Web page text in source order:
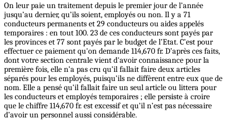
On leur paie un traitement depuis le premier jour de l’année
jusqu’au dernier, qu’ils soient, employés ou non. Il y a 71
conducteurs permanents et 29 conducteurs ou aides appelés
temporaires : en tout 100. 23 de ces conducteurs sont payés par
les provinces et 77 sont payés par le budget de l’Etat. C’est pour
effectuer ce paiement qu'on demande 114,670 fr. D’après ces faits,
dont votre section centrale vient d'avoir connaissance pour la
première fois, elle n’a pas cru qu’il fallait faire deux articles
séparés pour les employés, puisqu’ils ne diffèrent entre eux que de
nom. Elle a pensé qu’il fallait faire un seul article ou littera pour
les conducteurs et employés temporaires ; elle persiste à croire
que le chiffre 114,670 fr. est excessif et qu’il n’est pas nécessaire
d’avoir un personnel aussi considérable.